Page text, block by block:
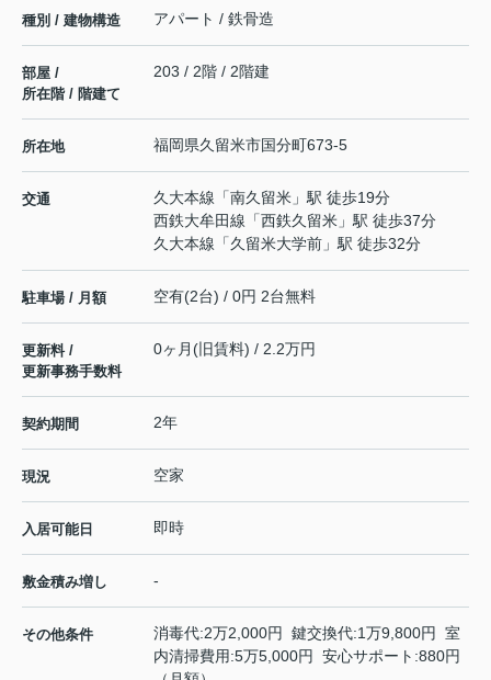
種別 / 建物構造 アパート / 鉄骨造
部屋 /
所在階 / 階建て
203 / 2階 / 2階建
所在地 福岡県久留米市国分町673-5
交通 久大本線 「南久留米 」駅 徒歩19分
西鉄大牟田線 「西鉄久留米 」駅 徒歩37分
久大本線 「久留米大学前 」駅 徒歩32分
駐車場 / 月額 空有(2台) / 0円 2台無料
更新料 /
更新事務手数料
0ヶ月(旧賃料) / 2.2万円
契約期間 2年
現況 空家
入居可能日 即時
敷金積み増し -
その他条件
消毒代:2万2,000円 鍵交換代:1万9,800円 室
内清掃費用:5万5,000円 安心サポート:880円